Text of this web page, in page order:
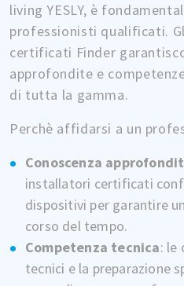
living YESLY, è
professionisti qualificati.
certificati Finder
approfondite e
di tutta la gamma.
Perchè affidarsi a un
Conoscenza
installatori certificati
dispositivi per garantire
corso del tempo.
Competenza tecnica: le
tecnici e la preparazione